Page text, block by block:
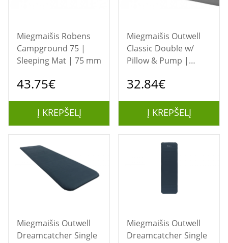
Miegmaišis Robens
Campground 75 |
Sleeping Mat | 75 mm
43.75€
Į KREPŠELĮ
Miegmaišis Outwell
Classic Double w/
Pillow & Pump |
32.84€
Į KREPŠELĮ
Miegmaišis Outwell
Dreamcatcher Single
Miegmaišis Outwell
Dreamcatcher Single